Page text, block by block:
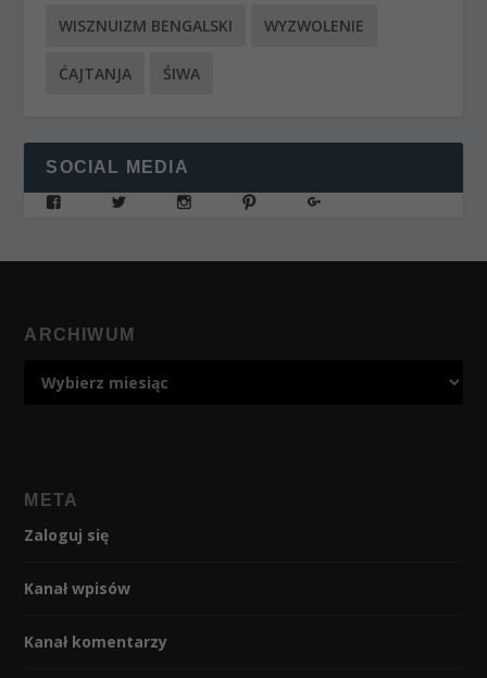
WISZNUIZM BENGALSKI WYZWOLENIE
ĆAJTANJA ŚIWA
SOCIAL MEDIA
ARCHIWUM
META
Zaloguj się
Kanał wpisów
Kanał komentarzy